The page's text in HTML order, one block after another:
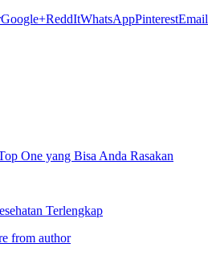
Google+ReddItWhatsAppPinterestEmail
One yang Bisa Anda Rasakan
Terlengkap
from author